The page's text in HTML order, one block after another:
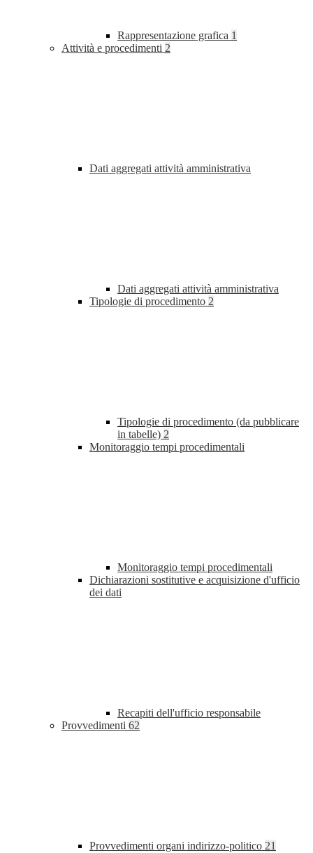
Rappresentazione grafica 1
Attività e procedimenti 2
Dati aggregati attività amministrativa
Dati aggregati attività amministrativa
Tipologie di procedimento 2
Tipologie di procedimento (da pubblicare
in tabelle) 2
Monitoraggio tempi procedimentali
Monitoraggio tempi procedimentali
Dichiarazioni sostitutive e acquisizione d'ufficio
dei dati
Recapiti dell'ufficio responsabile
Provvedimenti 62
Provvedimenti organi indirizzo-politico 21